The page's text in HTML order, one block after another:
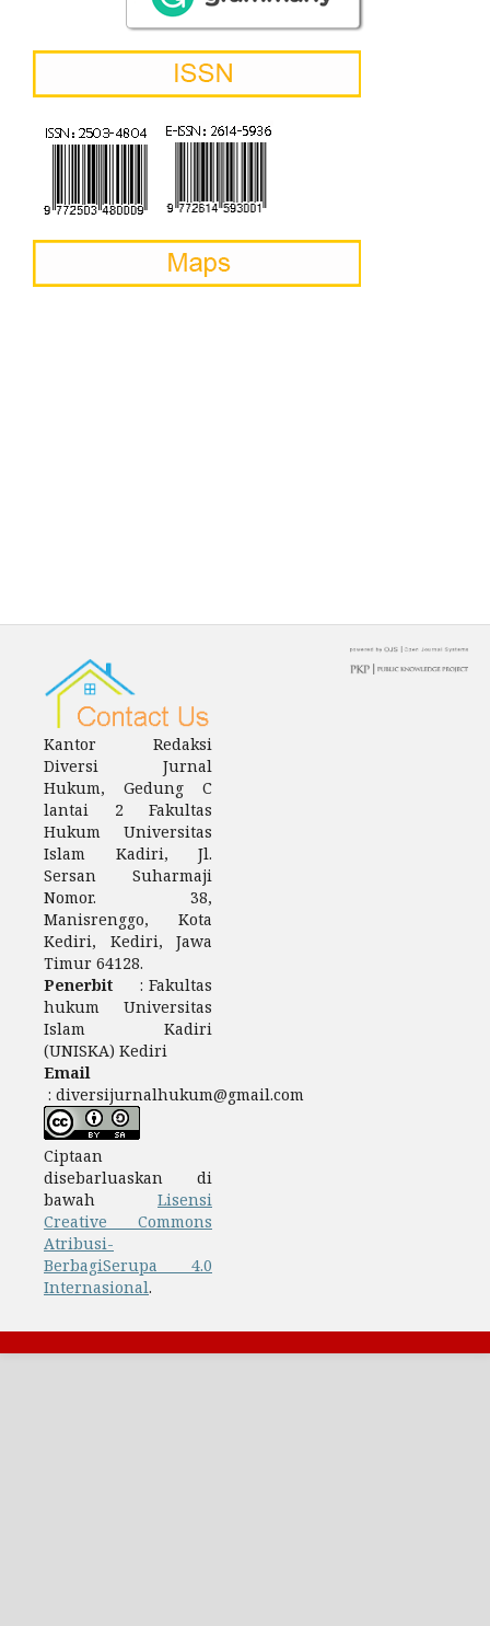
Kantor Redaksi
Diversi Jurnal
Hukum, Gedung C
lantai 2 Fakultas
Hukum Universitas
Islam Kadiri, Jl.
Sersan Suharmaji
Nomor. 38,
Manisrenggo, Kota
Kediri, Kediri, Jawa
Timur 64128.
Penerbit : Fakultas
hukum Universitas
Islam Kadiri
(UNISKA) Kediri
Email
: diversijurnalhukum@gmail.com
Ciptaan
disebarluaskan di
bawah Lisensi
Creative Commons
Atribusi-
BerbagiSerupa 4.0
Internasional.